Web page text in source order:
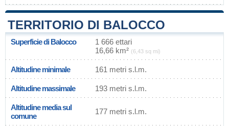
TERRITORIO DI BALOCCO
Superficie di Balocco
1 666 ettari
16,66 km² (6,43 sq mi)
Altitudine minimale 161 metri s.l.m.
Altitudine massimale 193 metri s.l.m.
Altitudine media sul
comune
177 metri s.l.m.